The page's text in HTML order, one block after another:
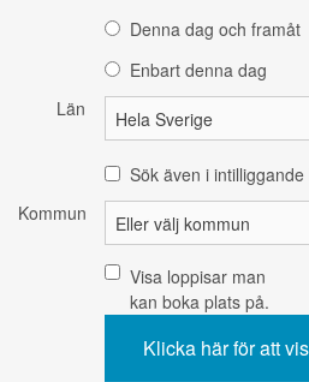
Denna dag och framåt
Enbart denna dag
Län
Sök även i intilliggande
Kommun
Visa loppisar man
kan boka plats på.